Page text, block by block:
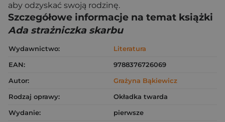
aby odzyskać swoją rodzinę.
Szczegółowe informacje na temat książki
Ada strażniczka skarbu
Wydawnictwo:
Literatura
EAN:
9788376726069
Autor:
Grażyna Bąkiewicz
Rodzaj oprawy:
Okładka twarda
Wydanie:
pierwsze